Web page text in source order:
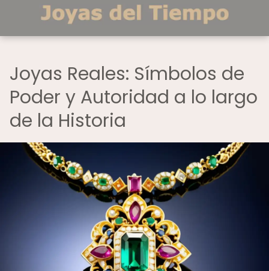
Joyas Reales: Símbolos de
Poder y Autoridad a lo largo
de la Historia